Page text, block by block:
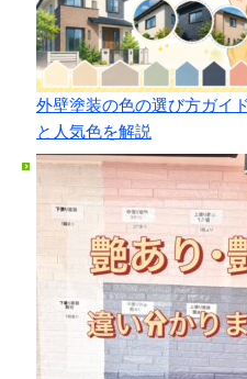
外壁塗装の色の選び方ガイ
と人気色を解説